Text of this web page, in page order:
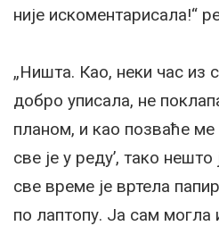
није искоментарисала!“
„Ништа. Као, неки час из
добро уписала, не
планом, и као позваће ме
све је у реду’, тако
све време је вртела
по лаптопу. Ја сам могла